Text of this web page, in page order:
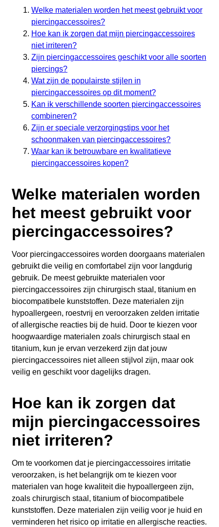
Welke materialen worden het meest gebruikt voor
piercingaccessoires?
Hoe kan ik zorgen dat mijn piercingaccessoires
niet irriteren?
Zijn piercingaccessoires geschikt voor alle soorten
piercings?
Wat zijn de populairste stijlen in
piercingaccessoires op dit moment?
Kan ik verschillende soorten piercingaccessoires
combineren?
Zijn er speciale verzorgingstips voor het
schoonmaken van piercingaccessoires?
Waar kan ik betrouwbare en kwalitatieve
piercingaccessoires kopen?
Welke materialen worden
het meest gebruikt voor
piercingaccessoires?
Voor piercingaccessoires worden doorgaans materialen
gebruikt die veilig en comfortabel zijn voor langdurig
gebruik. De meest gebruikte materialen voor
piercingaccessoires zijn chirurgisch staal, titanium en
biocompatibele kunststoffen. Deze materialen zijn
hypoallergeen, roestvrij en veroorzaken zelden irritatie
of allergische reacties bij de huid. Door te kiezen voor
hoogwaardige materialen zoals chirurgisch staal en
titanium, kun je ervan verzekerd zijn dat jouw
piercingaccessoires niet alleen stijlvol zijn, maar ook
veilig en geschikt voor dagelijks dragen.
Hoe kan ik zorgen dat
mijn piercingaccessoires
niet irriteren?
Om te voorkomen dat je piercingaccessoires irritatie
veroorzaken, is het belangrijk om te kiezen voor
materialen van hoge kwaliteit die hypoallergeen zijn,
zoals chirurgisch staal, titanium of biocompatibele
kunststoffen. Deze materialen zijn veilig voor je huid en
verminderen het risico op irritatie en allergische reacties.